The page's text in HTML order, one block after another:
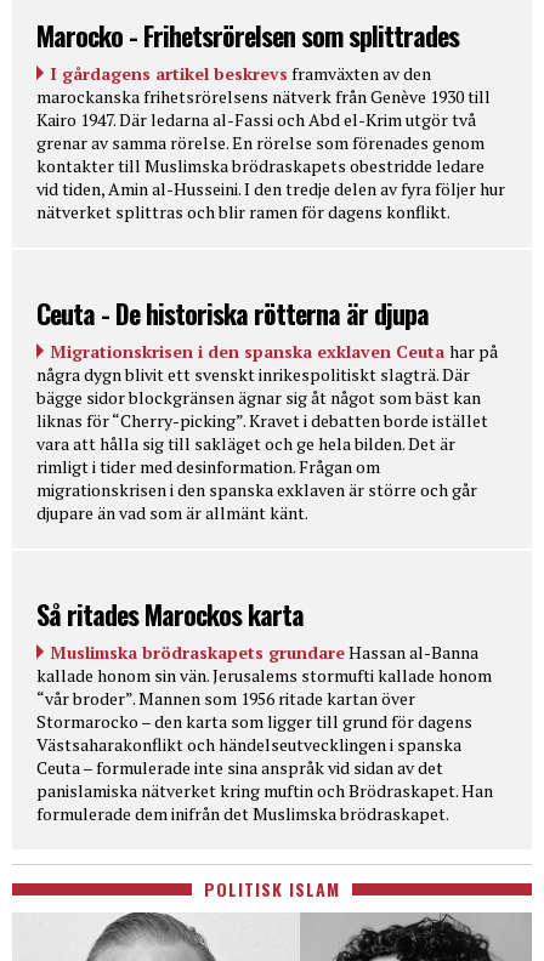
Marocko - Frihetsrörelsen som splittrades
I gårdagens artikel beskrevs framväxten av den
marockanska frihetsrörelsens nätverk från Genève 1930 till
Kairo 1947. Där ledarna al-Fassi och Abd el-Krim utgör två
grenar av samma rörelse. En rörelse som förenades genom
kontakter till Muslimska brödraskapets obestridde ledare
vid tiden, Amin al-Husseini. I den tredje delen av fyra följer hur
nätverket splittras och blir ramen för dagens konflikt.
Ceuta - De historiska rötterna är djupa
Migrationskrisen i den spanska exklaven Ceuta har på
några dygn blivit ett svenskt inrikespolitiskt slagträ. Där
bägge sidor blockgränsen ägnar sig åt något som bäst kan
liknas för “Cherry-picking”. Kravet i debatten borde istället
vara att hålla sig till sakläget och ge hela bilden. Det är
rimligt i tider med desinformation. Frågan om
migrationskrisen i den spanska exklaven är större och går
djupare än vad som är allmänt känt.
Så ritades Marockos karta
Muslimska brödraskapets grundareHassan al-Banna
kallade honom sin vän. Jerusalems stormufti kallade honom
“vår broder”. Mannen som 1956 ritade kartan över
Stormarocko – den karta som ligger till grund för dagens
Västsaharakonflikt och händelseutvecklingen i spanska
Ceuta – formulerade inte sina anspråk vid sidan av det
panislamiska nätverket kring muftin och Brödraskapet. Han
formulerade dem inifrån det Muslimska brödraskapet.
POLITISK ISLAM